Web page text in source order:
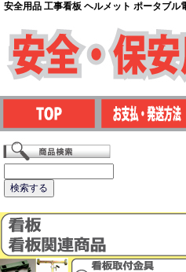
安全用品 工事看板 ヘルメット ポータブル